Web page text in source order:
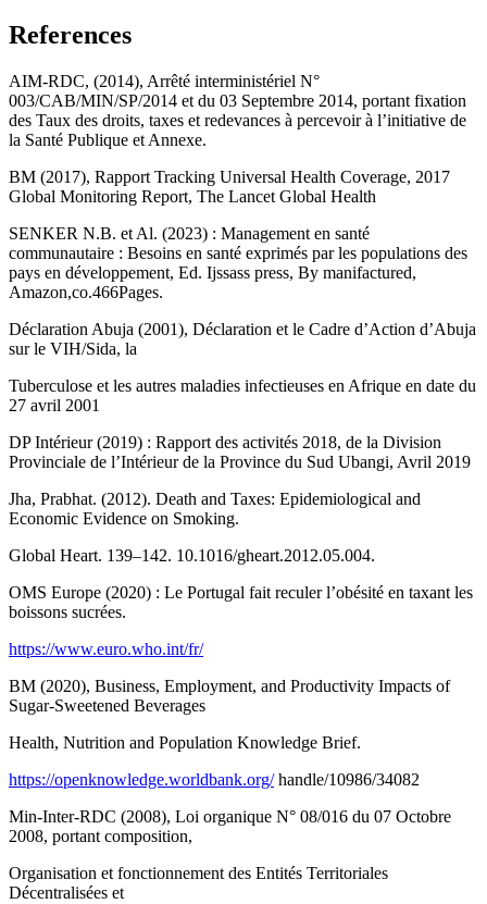
References
AIM-RDC, (2014), Arrêté interministériel N°
003/CAB/MIN/SP/2014 et du 03 Septembre 2014, portant fixation
des Taux des droits, taxes et redevances à percevoir à l’initiative de
la Santé Publique et Annexe.
BM (2017), Rapport Tracking Universal Health Coverage, 2017
Global Monitoring Report, The Lancet Global Health
SENKER N.B. et Al. (2023) : Management en santé
communautaire : Besoins en santé exprimés par les populations des
pays en développement, Ed. Ijssass press, By manifactured,
Amazon,co.466Pages.
Déclaration Abuja (2001), Déclaration et le Cadre d’Action d’Abuja
sur le VIH/Sida, la
Tuberculose et les autres maladies infectieuses en Afrique en date du
27 avril 2001
DP Intérieur (2019) : Rapport des activités 2018, de la Division
Provinciale de l’Intérieur de la Province du Sud Ubangi, Avril 2019
Jha, Prabhat. (2012). Death and Taxes: Epidemiological and
Economic Evidence on Smoking.
Global Heart. 139–142. 10.1016/gheart.2012.05.004.
OMS Europe (2020) : Le Portugal fait reculer l’obésité en taxant les
boissons sucrées.
https://www.euro.who.int/fr/
BM (2020), Business, Employment, and Productivity Impacts of
Sugar-Sweetened Beverages
Health, Nutrition and Population Knowledge Brief.
https://openknowledge.worldbank.org/handle/10986/34082
Min-Inter-RDC (2008), Loi organique N° 08/016 du 07 Octobre
2008, portant composition,
Organisation et fonctionnement des Entités Territoriales
Décentralisées et